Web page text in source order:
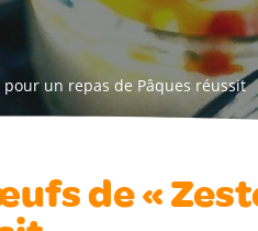
un repas de Pâques réussit
de «